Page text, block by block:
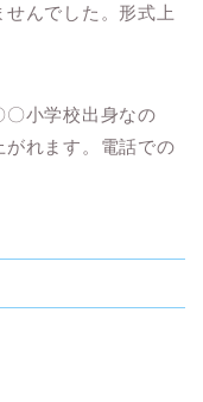
んでした。形式上
小学校出身なの
れます。電話での